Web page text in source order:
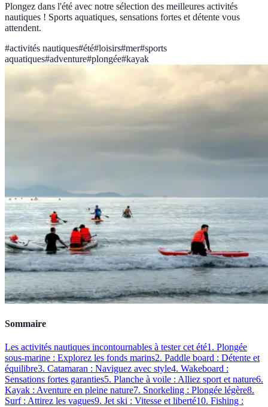
Plongez dans l'été avec notre sélection des meilleures activités
nautiques ! Sports aquatiques, sensations fortes et détente vous
attendent.
#activités nautiques#été#loisirs#mer#sports
aquatiques#adventure#plongée#kayak
Sommaire
Les activités nautiques incontournables à tester cet été1. Plongée
sous-marine : Explorez les fonds marins2. Paddle board : Détente et
équilibre3. Catamaran : Naviguez avec style4. Wakeboard :
Sensations fortes garanties5. Planche à voile : Alliez sport et nature6.
Kayak : Aventure en pleine nature7. Snorkeling : Plongée légère8.
Surf : Attirez les vagues9. Jet ski : Vitesse et liberté10. Fishing :